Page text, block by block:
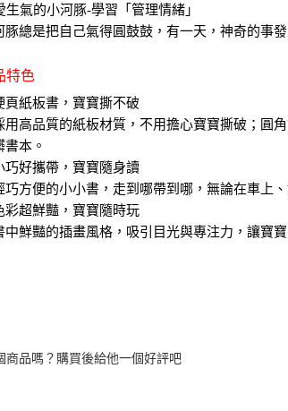
生氣的小河豚-學習「管理情緒」
豚總是把自己氣得圓鼓鼓，有一天，神奇的事
特色
紙板書，寶寶撕不破
高品質的紙板材質，不用擔心寶寶撕破；圓
書本。
好攜帶，寶寶隨身讀
方便的小小書，走到哪帶到哪，無論在車上、
超鮮豔，寶寶隨時玩
鮮豔的插畫風格，吸引目光與專注力，讓寶寶
商品嗎？購買後給他一個好評吧